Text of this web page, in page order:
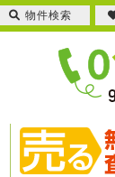
物件検索